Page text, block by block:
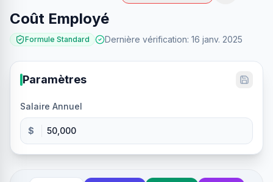
Coût Employé
Formule Standard Dernière vérification: 16 janv. 2025
Paramètres
Salaire Annuel
$